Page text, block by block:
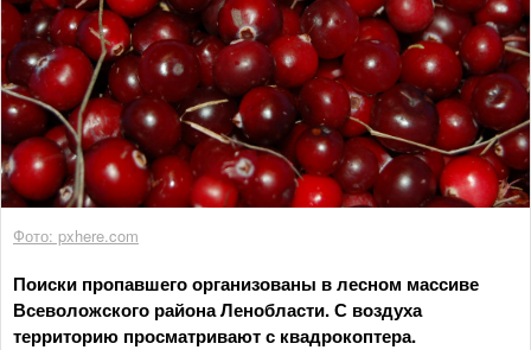
Фото: pxhere.com
Поиски пропавшего организованы в лесном массиве
Всеволожского района Ленобласти. С воздуха
территорию просматривают с квадрокоптера.